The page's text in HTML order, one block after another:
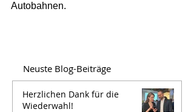
Autobahnen.
Neuste Blog-Beiträge
Herzlichen Dank für die
Wiederwahl!